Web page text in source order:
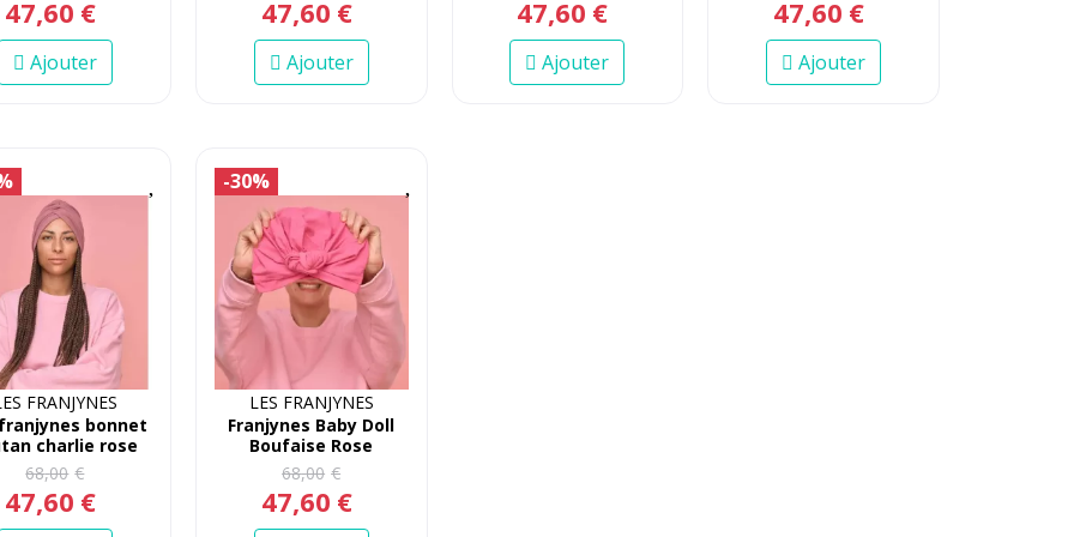
47,60 €
Ajouter
47,60 €
Ajouter
47,60 €
Ajouter
47,60 €
Ajouter
FRANJYNES
bonnet
charlie rose
68,00 €
47,60 €
-30%
LES FRANJYNES
Franjynes Baby Doll
Boufaise Rose
68,00 €
47,60 €